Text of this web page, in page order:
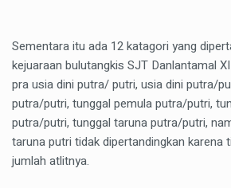
Sementara itu ada 12 katagori yang
kejuaraan bulutangkis SJT Danlantamal
pra usia dini putra/ putri, usia dini putra/
putra/putri, tunggal pemula putra/putri,
putra/putri, tunggal taruna putra/putri,
taruna putri tidak dipertandingkan karena
jumlah atlitnya.